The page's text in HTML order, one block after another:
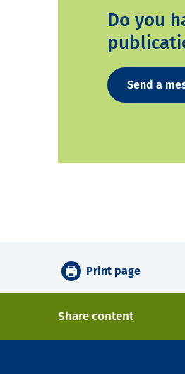
Do you
Send a
Print page
Share content